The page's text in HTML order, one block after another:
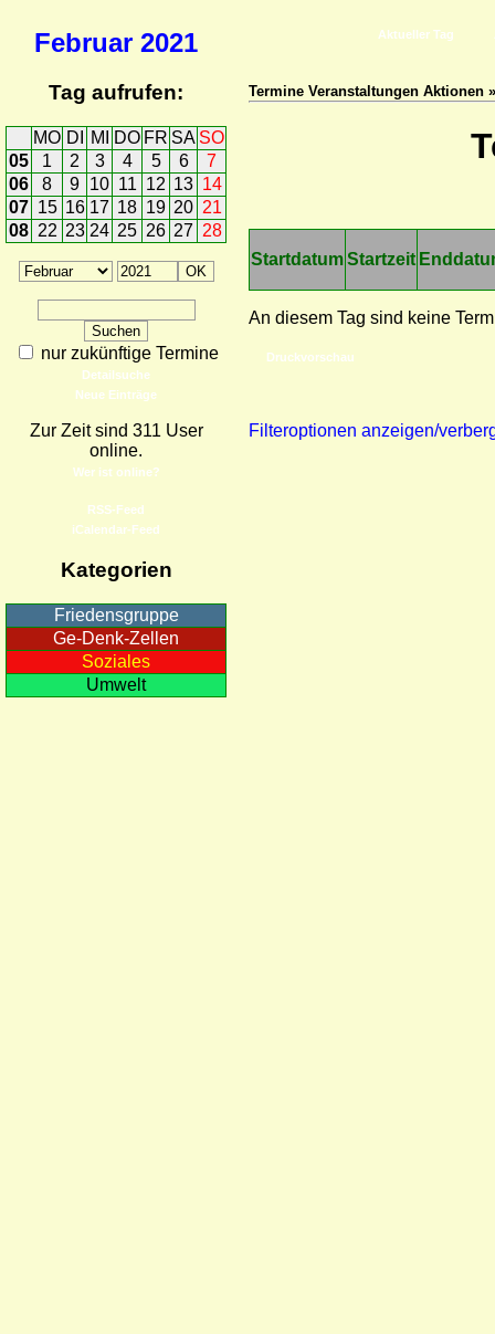
Februar 2021
Tag aufrufen:
MO DI MI DO FR SA SO
05
1 2 3 4 5 6
7
06
8 9 10 11 12 13 14
07 15 16 17 18 19 20 21
08 22 23 24 25 26 27 28
nur zukünftige Termine
Detailsuche
Neue Einträge
Zur Zeit sind 311 User
online.
Wer ist online?
RSS-Feed
iCalendar-Feed
Kategorien
Friedensgruppe
Ge-Denk-Zellen
Soziales
Umwelt
Aktueller Tag
Termine Veranstaltungen Aktionen
StartdatumStartzeit
An diesem Tag sind keine
Druckvorschau
Filteroptionen anzeigen/